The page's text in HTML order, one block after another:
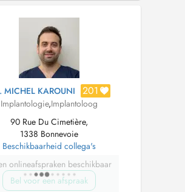
during weekends and public...
MICHEL KAROUNI 201
Implantologie,Implantoloog
90 Rue Du Cimetière,
1338 Bonnevoie
Beschikbaarheid collega's
onlineafspraken beschikbaar
Bel voor een afspraak